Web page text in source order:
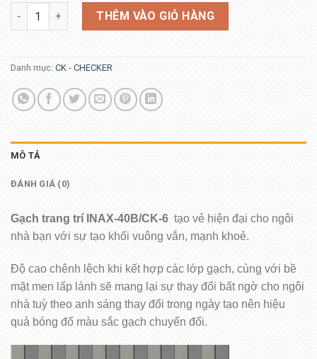
INAX 40B/CK-6 số lượngTHÊM VÀO GIỎ HÀNG
Danh mục: CK - CHECKER
MÔ TẢ
ĐÁNH GIÁ (0)
Gạch trang trí INAX-40B/CK-6 tạo vẻ hiện đại cho ngôi
nhà bạn với sự tạo khối vuông vắn, mạnh khoẻ.
Độ cao chênh lệch khi kết hợp các lớp gạch, cùng với bề
mặt men lấp lánh sẽ mang lại sự thay đổi bất ngờ cho ngôi
nhà tuỳ theo anh sáng thay đổi trong ngày tạo nên hiệu
quả bóng đổ màu sắc gạch chuyển đổi.